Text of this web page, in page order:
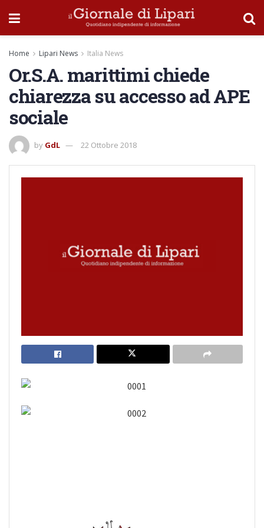
Home Lipari News Italia News
Or.S.A. marittimi chiede
chiarezza su accesso ad APE
sociale
by GdL 22 Ottobre 2018